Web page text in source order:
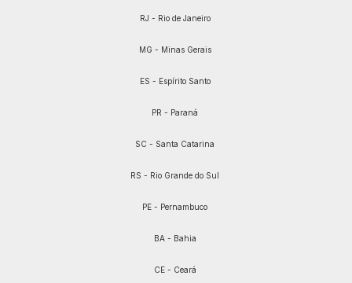
RJ - Rio de Janeiro
MG - Minas Gerais
ES - Espírito Santo
PR - Paraná
SC - Santa Catarina
RS - Rio Grande do Sul
PE - Pernambuco
BA - Bahia
CE - Ceará